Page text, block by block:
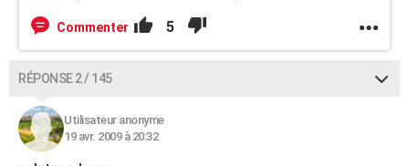
Commenter 5
RÉPONSE 2 / 145
Utilisateur anonyme
19 avr. 2009 à 20:32